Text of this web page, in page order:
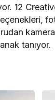
12
tanıyor.